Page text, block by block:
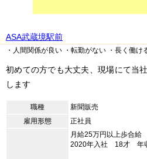
ASA武蔵境駅前
・人間関係が良い ・転勤がない ・長く働け
初めての方でも大丈夫、現場にて当
します
職種
新聞販売
雇用形態
正社員
月給25万円以上歩合給
2020年入社 18才 年